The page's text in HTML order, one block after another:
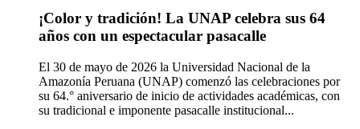
¡Color y tradición! La UNAP celebra sus 64
años con un espectacular pasacalle
El 30 de mayo de 2026 la Universidad Nacional de la
Amazonía Peruana (UNAP) comenzó las celebraciones por
su 64.° aniversario de inicio de actividades académicas, con
su tradicional e imponente pasacalle institucional...